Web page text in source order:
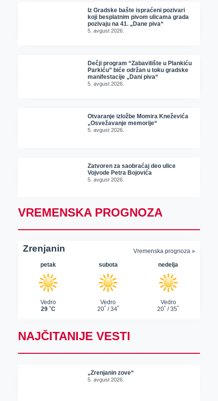
Iz Gradske bašte ispraćeni pozivari
koji besplatnim pivom ulicama grada
pozivaju na 41. „Dane piva“
5. avgust 2026.
Dečji program “Zabavilište u Plankiću
Parkiću” biće održan u toku gradske
manifestacije „Dani piva“
5. avgust 2026.
Otvaranje izložbe Momira Kneževića
„Osvežavanje memorije“
5. avgust 2026.
Zatvoren za saobraćaj deo ulice
Vojvode Petra Bojovića
5. avgust 2026.
VREMENSKA PROGNOZA
NAJČITANIJE VESTI
„Zrenjanin zove“
5. avgust 2026.